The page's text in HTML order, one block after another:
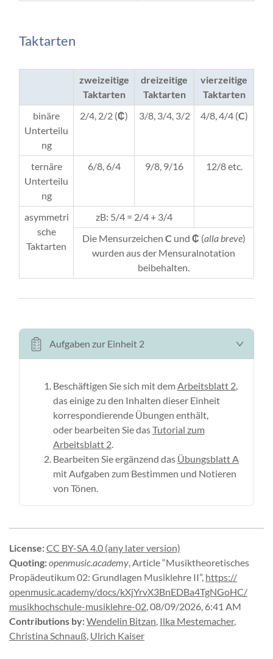
Taktarten
zweizeitige
Taktarten
dreizeitige
Taktarten
vierzeitige
Taktarten
binäre
Unterteilu
ng
2/4, 2/2 (₵) 3/8, 3/4, 3/2 4/8, 4/4 (C)
ternäre
Unterteilu
ng
6/8, 6/4 9/8, 9/16 12/8 etc.
asymmetri
sche
Taktarten
zB: 5/4 = 2/4 + 3/4
Die Mensurzeichen C und ₵ (alla breve)
wurden aus der Mensuralnotation
beibehalten.
Aufgaben zur Einheit 2
Beschäftigen Sie sich mit dem Arbeitsblatt 2,
das einige zu den Inhalten dieser Einheit
korrespondierende Übungen enthält,
oder bearbeiten Sie dasTutorial zum
Arbeitsblatt 2.
Bearbeiten Sie ergänzend das Übungsblatt A
mit Aufgaben zum Bestimmen und Notieren
von Tönen.
License:CC BY-SA 4.0 (any later version)
Quoting:openmusic.academy Article “Musiktheoretisches
Propädeutikum 02: Grundlagen Musiklehre II”, https://
openmusic.academy/docs/kXjYrvX3BnEDBa4TgNGoHC/
musikhochschule-musiklehre-02 08/09/2026, 6:41 AM
Contributions by:Wendelin Bitzan Ilka Mestemacher,
Christina Schnauß Ulrich Kaiser